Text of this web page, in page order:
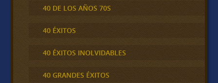
40 DE LOS AÑOS 70S
40 ÉXITOS
40 ÉXITOS INOLVIDABLES
40 GRANDES ÉXITOS